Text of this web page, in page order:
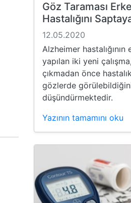
Göz Taraması
Hastalığını
12.05.2020
Alzheimer
yapılan iki yeni
çıkmadan önce
gözlerde
düşündürmektedir.
Yazının tamamını oku